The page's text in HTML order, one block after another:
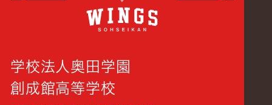
学校法人奥田学園
創成館高等学校